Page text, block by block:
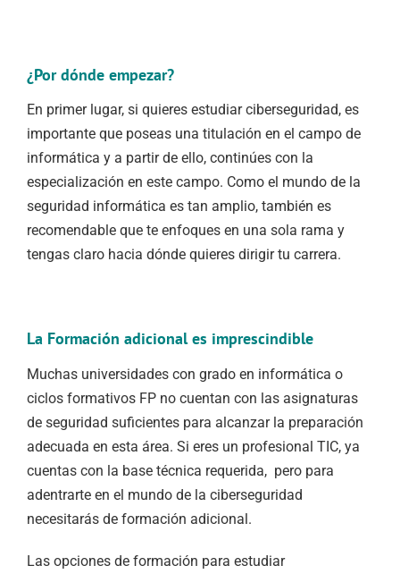
¿Por dónde empezar?
En primer lugar, si quieres estudiar ciberseguridad, es
importante que poseas una titulación en el campo de
informática y a partir de ello, continúes con la
especialización en este campo. Como el mundo de la
seguridad informática es tan amplio, también es
recomendable que te enfoques en una sola rama y
tengas claro hacia dónde quieres dirigir tu carrera.
La Formación adicional es imprescindible
Muchas universidades con grado en informática o
ciclos formativos FP no cuentan con las asignaturas
de seguridad suficientes para alcanzar la preparación
adecuada en esta área. Si eres un profesional TIC, ya
cuentas con la base técnica requerida, pero para
adentrarte en el mundo de la ciberseguridad
necesitarás de formación adicional.
Las opciones de formación para estudiar